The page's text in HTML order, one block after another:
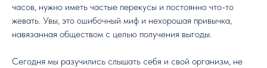
часов, нужно иметь частые перекусы и постоянно что-то
жевать. Увы, это ошибочный миф и нехорошая привычка,
навязанная обществом с целью получения выгоды.
Сегодня мы разучились слышать себя и свой организм, не